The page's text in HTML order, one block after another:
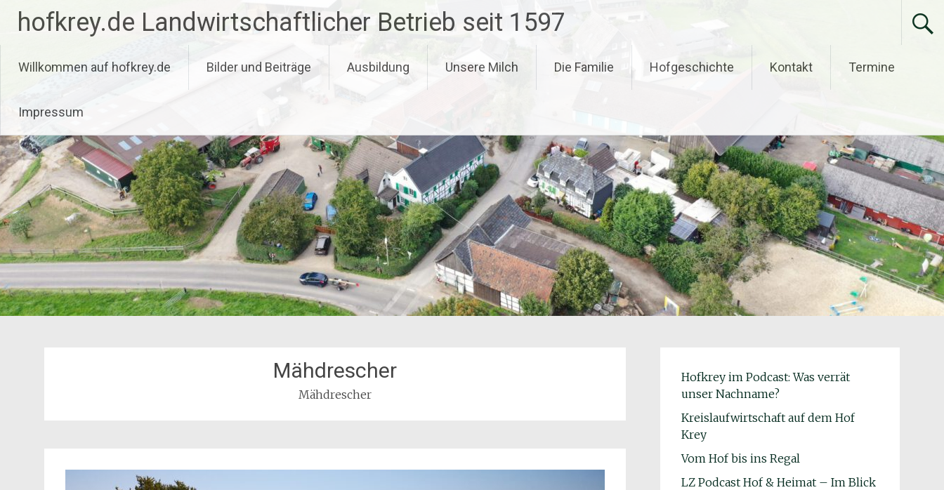
Zum
Inhalt
springen
hofkrey.de Landwirtschaftlicher Betrieb seit 1597
Willkommen auf hofkrey.de Bilder und Beiträge Ausbildung Unsere Milch Die Familie Hofgeschichte Kontakt Termine
Impressum
Mähdrescher
Mähdrescher
Hofkrey im Podcast: Was verrät
unser Nachname?
Kreislaufwirtschaft auf dem Hof
Krey
Vom Hof bis ins Regal
LZ Podcast Hof & Heimat – Im Blick